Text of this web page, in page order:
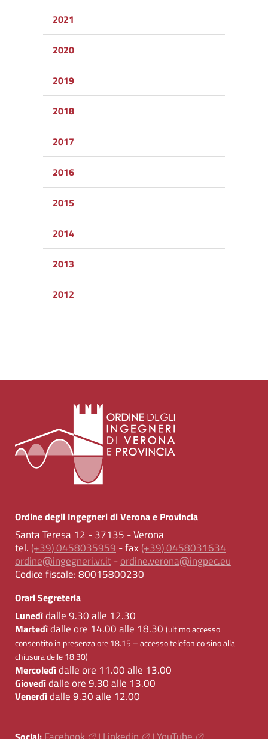
2021
2020
2019
2018
2017
2016
2015
2014
2013
2012
Ordine degli Ingegneri di Verona e Provincia
Santa Teresa 12 - 37135 - Verona
tel. (+39) 0458035959 - fax (+39) 0458031634
ordine@ingegneri.vr.it-ordine.verona@ingpec.eu
Codice fiscale:80015800230
Orari Segreteria
Lunedìdalle 9.30 alle 12.30
Martedìdalle ore 14.00 alle 18.30 (ultimo accesso
consentito in presenza ore 18.15 – accesso telefonico sino alla
chiusura delle 18.30)
Mercoledìdalle ore 11.00 alle 13.00
Giovedìdalle ore 9.30 alle 13.00
Venerdìdalle 9.30 alle 12.00